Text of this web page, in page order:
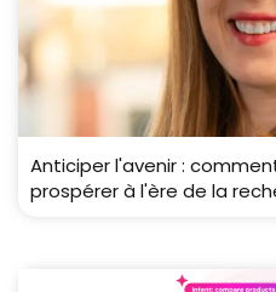
Anticiper l'avenir :
prospérer à l'ère de la